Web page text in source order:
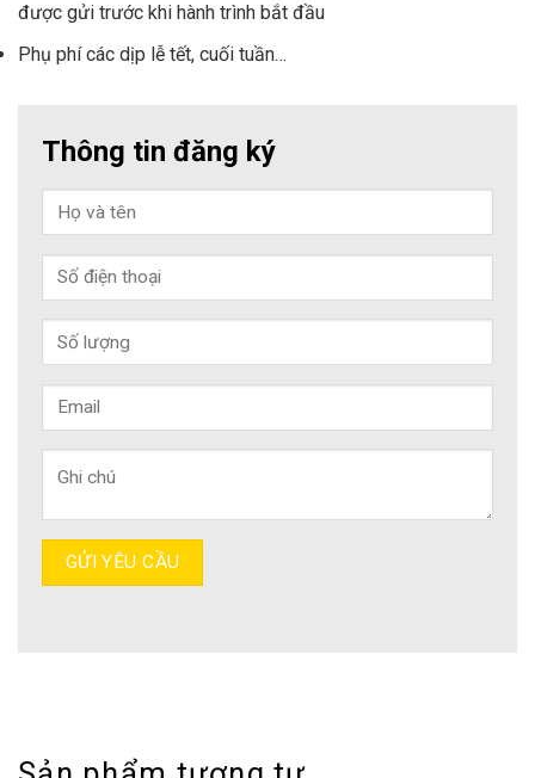
được gửi trước khi hành trình bắt đầu
Phụ phí các dịp lễ tết, cuối tuần…
Thông tin đăng ký